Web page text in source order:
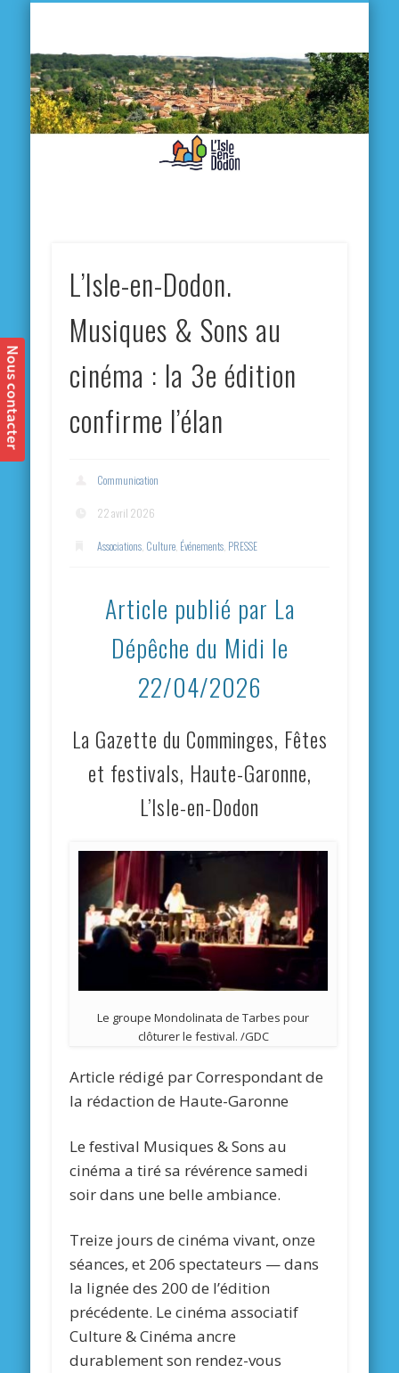
L’Isle-en-Dodon.
Musiques & Sons au
cinéma : la 3e édition
confirme l’élan
Communication
22 avril 2026
Associations Culture Événements PRESSE
Article publié par La
Dépêche du Midi le
22/04/2026
La Gazette du Comminges, Fêtes
et festivals, Haute-Garonne,
L’Isle-en-Dodon
Le groupe Mondolinata de Tarbes pour
clôturer le festival. /GDC
Article rédigé parCorrespondant de
la rédaction de Haute-Garonne
Le festival Musiques & Sons au
cinéma a tiré sa révérence samedi
soir dans une belle ambiance.
Treize jours de cinéma vivant, onze
séances, et 206 spectateurs — dans
la lignée des 200 de l’édition
précédente. Le cinéma associatif
Culture & Cinéma ancre
durablement son rendez-vous